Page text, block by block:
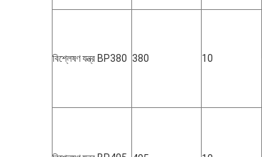
বিশ্লেষণ যন্ত্র BP380 380 10